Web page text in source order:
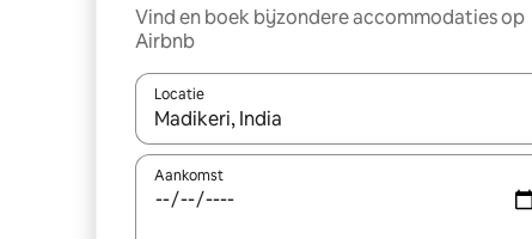
Vind en boek bijzondere accommodaties op
Airbnb
Locatie
Wanneer er suggesties beschikbaar zijn, maak
Aankomst